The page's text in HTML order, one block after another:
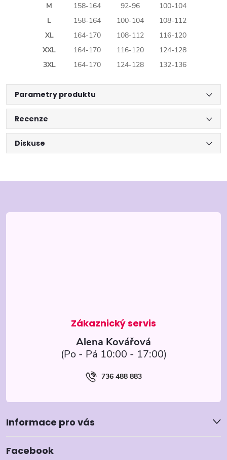
M
158-164 92-96
100-104
L
158-164 100-104
108-112
XL
164-170 108-112
116-120
XXL
164-170 116-120
124-128
3XL
164-170 124-128 132-136
Parametry produktu
Recenze
Diskuse
á
Alena Kovářová
736 488 883
Informace pro vás
Facebook